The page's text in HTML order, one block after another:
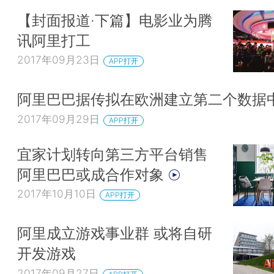
【封面报道·下篇】电影业为腾
讯阿里打工
2017年09月23日 APP打开
阿里巴巴据传拟在欧洲建立第二个数据
2017年09月29日 APP打开
宜家计划转向第三方平台销售
阿里巴巴或成合作对象
2017年10月10日 APP打开
阿里成立游戏事业群 或将自研
开发游戏